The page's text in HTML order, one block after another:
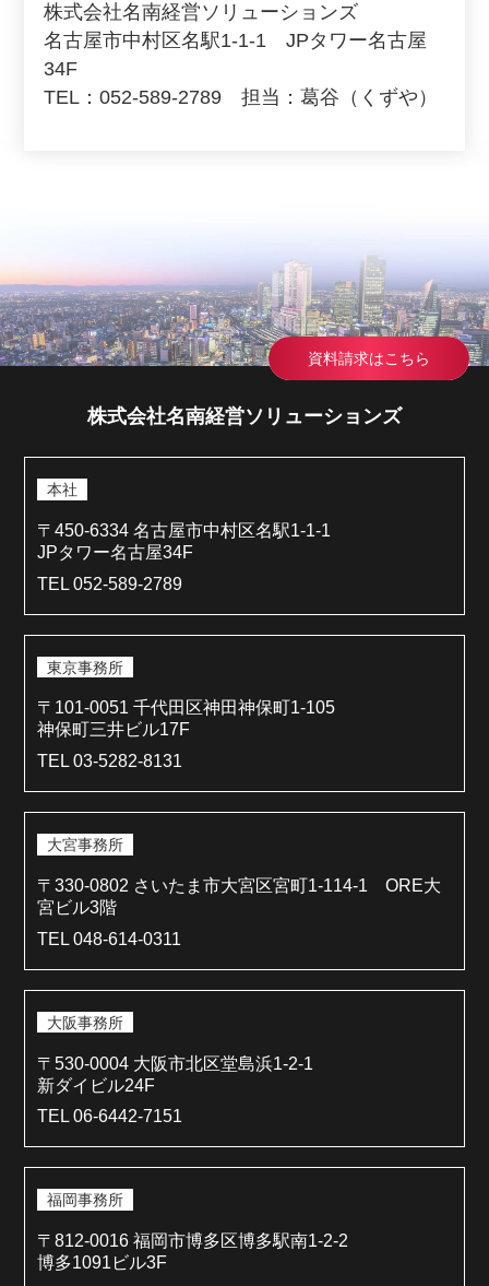
株式会社名南経営ソリューションズ
名古屋市中村区名駅1-1-1 JPタワー名古屋
34F
TEL：052-589-2789 担当：葛谷（くずや）
資料請求はこちら
株式会社名南経営ソリューションズ
本社
〒450-6334 名古屋市中村区名駅1-1-1
JPタワー名古屋34F
TEL 052-589-2789
東京事務所
〒101-0051 千代田区神田神保町1-105
神保町三井ビル17F
TEL 03-5282-8131
大宮事務所
〒330-0802 さいたま市大宮区宮町1-114-1 ORE大
宮ビル3階
TEL 048-614-0311
大阪事務所
〒530-0004 大阪市北区堂島浜1-2-1
新ダイビル24F
TEL 06-6442-7151
福岡事務所
〒812-0016 福岡市博多区博多駅南1-2-2
博多1091ビル3F